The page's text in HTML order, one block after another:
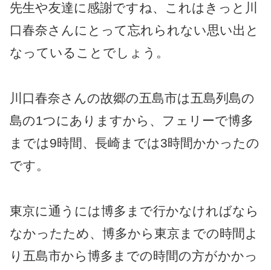
先生や友達に感謝ですね、これはきっと川
口春奈さんにとって忘れられない思い出と
なっていることでしょう。
川口春奈さんの故郷の五島市は五島列島の
島の1つにありますから、フェリーで博多
までは9時間、長崎までは3時間かかったの
です。
東京に通うには博多まで行かなければなら
なかったため、博多から東京までの時間よ
り五島市から博多までの時間の方がかかっ